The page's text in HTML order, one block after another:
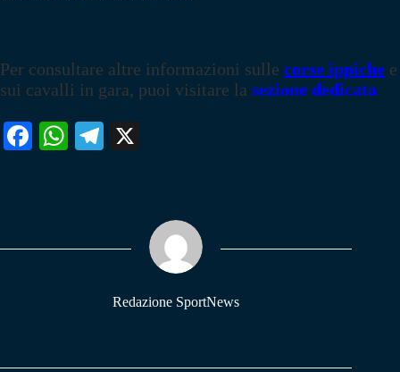
Per consultare altre informazioni sulle corse ippiche e
sui cavalli in gara, puoi visitare la sezione dedicata
Fa W
pp
Te
m
Redazione SportNews